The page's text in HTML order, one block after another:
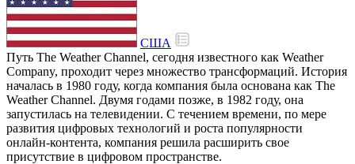
США
Путь The Weather Channel, сегодня известного как Weather
Company, проходит через множество трансформаций. История
началась в 1980 году, когда компания была основана как The
Weather Channel. Двумя годами позже, в 1982 году, она
запустилась на телевидении. С течением времени, по мере
развития цифровых технологий и роста популярности
онлайн-контента, компания решила расширить свое
присутствие в цифровом пространстве.